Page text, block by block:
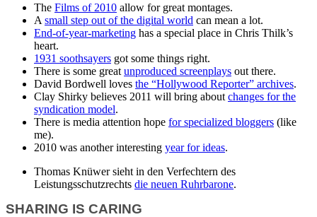
The Films of 2010 allow for great montages.
A small step out of the digital world can mean a lot.
End-of-year-marketing has a special place in Chris Thilk’s
heart.
1931 soothsayers got some things right.
There is some great unproduced screenplays out there.
David Bordwell loves the “Hollywood Reporter” archives.
Clay Shirky believes 2011 will bring about changes for the
syndication model.
There is media attention hope for specialized bloggers (like
me).
2010 was another interesting year for ideas.
Thomas Knüwer sieht in den Verfechtern des
Leistungsschutzrechts die neuen Ruhrbarone.
SHARING IS CARING